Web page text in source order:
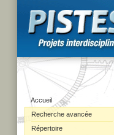
Accueil
Recherche avancée
Répertoire